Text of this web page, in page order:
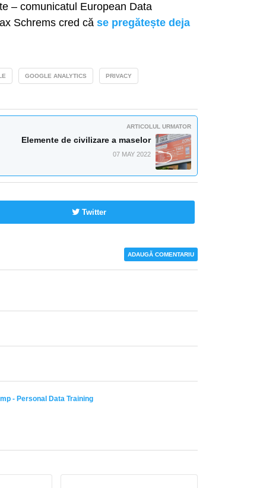
– comunicatul European Data
Schrems cred că se pregătește deja
GOOGLE ANALYTICS PRIVACY
ARTICOLUL URMATOR
Elemente de civilizare a maselor
07 MAY 2022
Twitter
ADAUGĂ COMENTARIU
- Personal Data Training